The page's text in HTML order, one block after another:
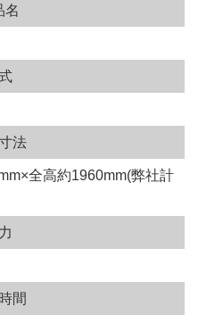
名
法
全高約1960mm(弊社計
間